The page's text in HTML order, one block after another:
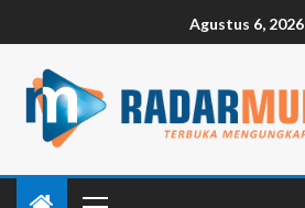
Agustus 6, 2026